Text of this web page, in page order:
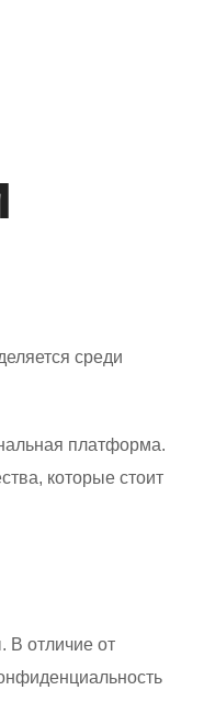
среди
платформа.
которые стоит
В отличие от